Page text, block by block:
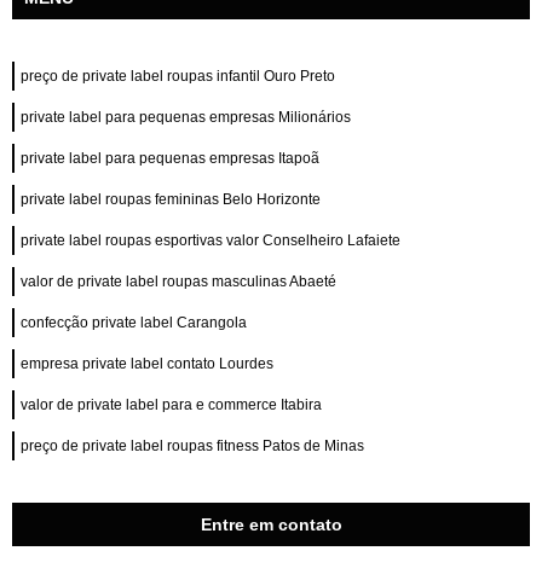
preço de private label roupas infantil Ouro Preto
private label para pequenas empresas Milionários
private label para pequenas empresas Itapoã
private label roupas femininas Belo Horizonte
private label roupas esportivas valor Conselheiro Lafaiete
valor de private label roupas masculinas Abaeté
confecção private label Carangola
empresa private label contato Lourdes
valor de private label para e commerce Itabira
preço de private label roupas fitness Patos de Minas
Entre em contato